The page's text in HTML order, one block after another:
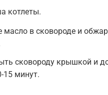
котлеты.
масло в сковороде и
сковороду крышкой и
15 минут.